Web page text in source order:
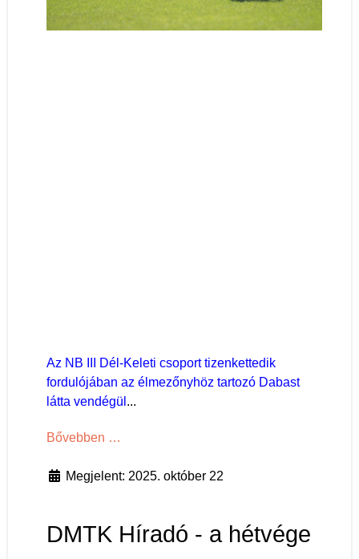
Az NB III Dél-Keleti csoport tizenkettedik
fordulójában az élmezőnyhöz tartozó Dabast
látta vendégül ...
Bővebben …
Megjelent: 2025. október 22
DMTK Híradó - a hétvége